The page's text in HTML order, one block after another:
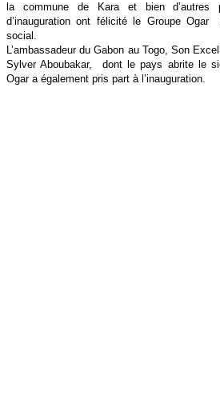
la commune de Kara et bien d’autres
d’inauguration ont félicité le Groupe Ogar
social.
L’ambassadeur du Gabon au Togo, Son
Sylver Aboubakar, dont le pays abrite le
Ogar a également pris part à l’inauguration.